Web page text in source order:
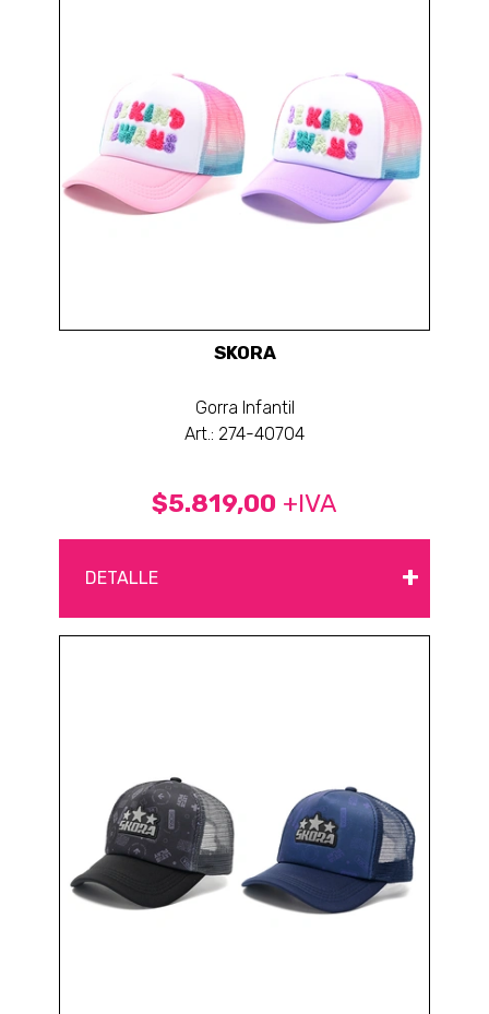
SKORA
Gorra Infantil
Art.: 274-40704
$5.819,00 +IVA
DETALLE +